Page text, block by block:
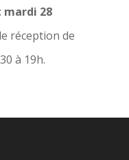
mardi 28
réception de
à 19h.